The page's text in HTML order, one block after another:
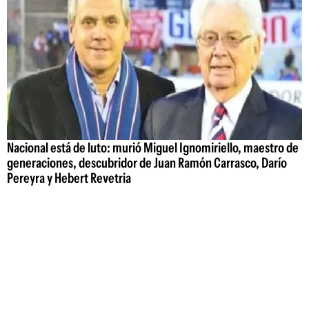
Nacional está de luto: murió Miguel Ignomiriello, maestro de
generaciones, descubridor de Juan Ramón Carrasco, Darío
Pereyra y Hebert Revetria